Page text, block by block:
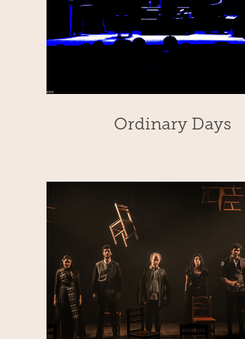
Ordinary Days